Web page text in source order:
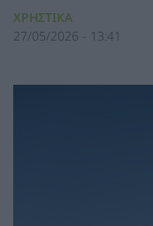
ΧΡΗΣΤΙΚΑ
27/05/2026 - 13:41